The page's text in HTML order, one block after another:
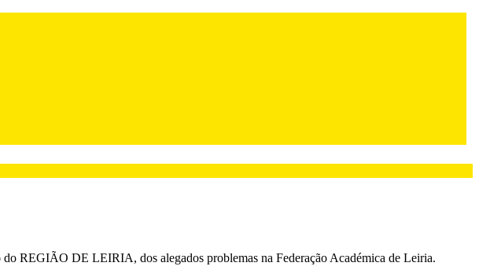
do REGIÃO DE LEIRIA, dos alegados problemas na Federação Académica de Leiria.